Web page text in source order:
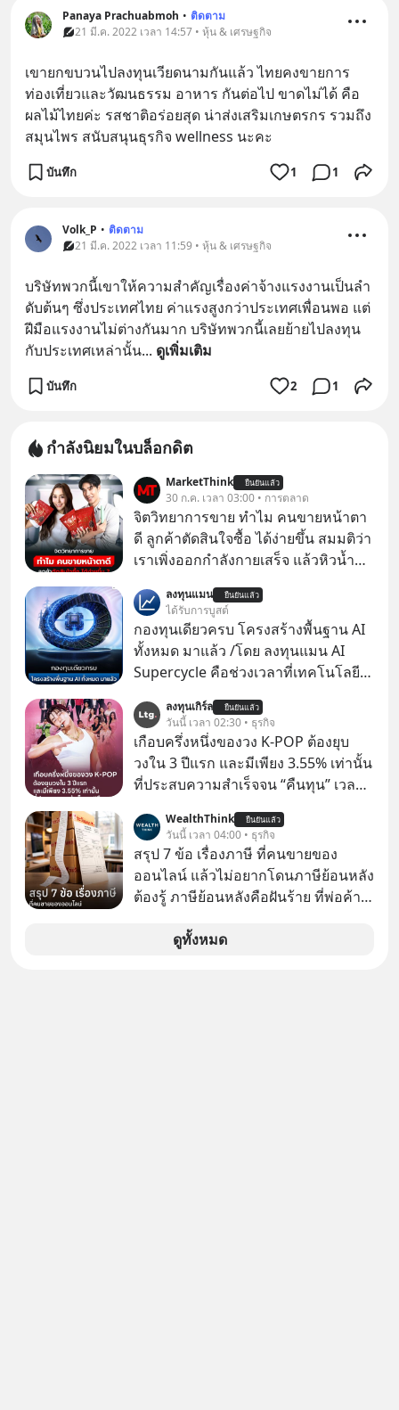
Panaya Prachuabmoh • ติดตาม
21 มี.ค. 2022 เวลา 14:57 • หุ้น & เศรษฐกิจ
เขายกขบวนไปลงทุนเวียดนามกันแล้ว ไทยคงขายการ
ท่องเที่ยวและวัฒนธรรม อาหาร กันต่อไป ขาดไม่ได้ คือ
ผลไม้ไทยค่ะ รสชาติอร่อยสุด น่าส่งเสริมเกษตรกร รวมถึง
สมุนไพร สนับสนุนธุรกิจ wellness นะคะ
บันทึก 1 1
Volk_P • ติดตาม
21 มี.ค. 2022 เวลา 11:59 • หุ้น & เศรษฐกิจ
บริษัทพวกนี้เขาให้ความสำคัญเรื่องค่าจ้างแรงงานเป็นลำ
ดับต้นๆ ซึ่งประเทศไทย ค่าแรงสูงกว่าประเทศเพื่อนพอ แต่
ฝีมือแรงงานไม่ต่างกันมาก บริษัทพวกนี้เลยย้ายไปลงทุน
กับประเทศเหล่านั้น... ดูเพิ่มเติม
บันทึก 2 1
กำลังนิยมในบล็อกดิต
MarketThink ยืนยันแล้ว
30 ก.ค. เวลา 03:00 • การตลาด
จิตวิทยาการขาย ทำไม คนขายหน้าตา
ดี ลูกค้าตัดสินใจซื้อ ได้ง่ายขึ้น สมมติว่า
เราเพิ่งออกกำลังกายเสร็จ แล้วหิวน้ำ
ขายของเหมือนกันทุกอย่าง
ลงทุนแมน ยืนยันแล้ว
ได้รับการบูสต์
กองทุนเดียวครบ โครงสร้างพื้นฐาน AI
ทั้งหมด มาแล้ว /โดย ลงทุนแมน AI
Supercycle คือช่วงเวลาที่เทคโนโลยี
เคลื่อนหลัก ของการเติบโตทาง
เศรษฐกิจ และวิถีชีวิตของผู้คนอย่าง
ยาวนานต่อจากนี้
ลงทุนเกิร์ล ยืนยันแล้ว
วันนี้ เวลา 02:30 • ธุรกิจ
เกือบครึ่งหนึ่งของวง K-POP ต้องยุบ
วงใน 3 ปีแรก และมีเพียง 3.55% เท่านั้น
ที่ประสบความสำเร็จจน “คืนทุน” เวลา
เห็นภาพความสำเร็จที่หรูหรา คอนเสิร์ต
สเกลใหญ่ระดับสเตเดียม และยอดขา
ยอัลบัมถล่มทลายจากวงตัวท็อปอย่าง
BTS, BLACKPINK หรือ SEVENTEEN
WealthThink ยืนยันแล้ว
วันนี้ เวลา 04:00 • ธุรกิจ
สรุป 7 ข้อ เรื่องภาษี ที่คนขายของ
ออนไลน์ แล้วไม่อยากโดนภาษีย้อนหลัง
ต้องรู้ ภาษีย้อนหลังคือฝันร้าย ที่พ่อค้า
ดูทั้งหมด